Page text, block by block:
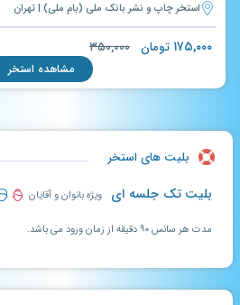
استخر چاپ و نشر بانک ملی (بام ملی) | تهران
۱۷۵,۰۰۰ تومان ۳۵۰,۰۰۰
مشاهده استخر
بلیت های استخر
بلیت تک جلسه ای ویژه بانوان و آقایان
مدت هر سانس ۹۰ دقیقه از زمان ورود می باشد.